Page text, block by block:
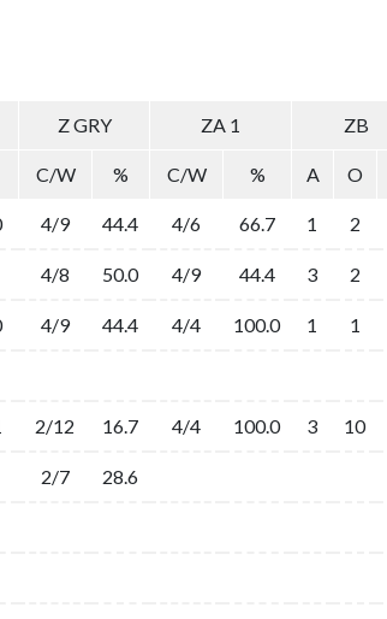
Z GRY ZA 1
ZB
C/W % C/W % A O
4/9 44.4 4/6 66.7 1 2
4/8 50.0 4/9 44.4 3 2
4/9 44.4 4/4 100.0 1 1
2/12 16.7 4/4 100.0 3 10
2/7 28.6